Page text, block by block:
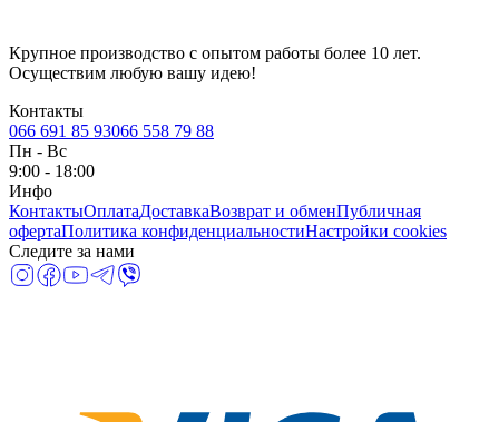
Крупное производство с опытом работы более 10 лет.
Осуществим любую вашу идею!
Контакты
066 691 85 93066 558 79 88
Пн - Вс
9:00 - 18:00
Инфо
КонтактыОплатаДоставкаВозврат и обменПубличная
офертаПолитика конфиденциальностиНастройки cookies
Следите за нами